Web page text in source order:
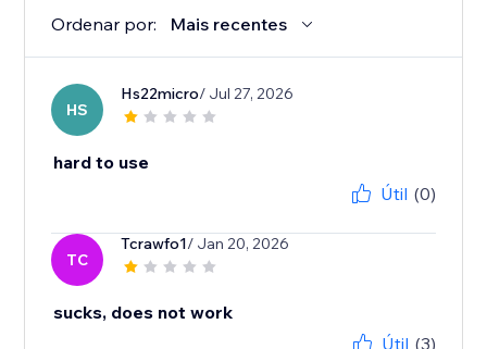
Ordenar por: Mais recentes
HS
Hs22micro/ Jul 27, 2026
hard to use
Útil (0)
TC
Tcrawfo1/ Jan 20, 2026
sucks, does not work
Útil (3)